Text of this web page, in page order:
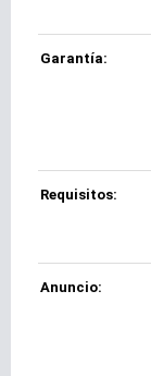
Garantía:
Requisitos:
Anuncio: